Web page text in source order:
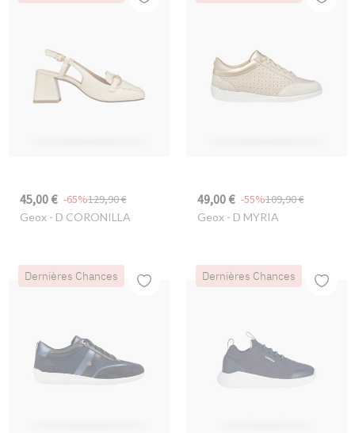
45,00 € 129,90 €
-65%
Geox- D CORONILLA
49,00 € 109,90 €
-55%
Geox- D MYRIA
Dernières Chances Dernières Chances